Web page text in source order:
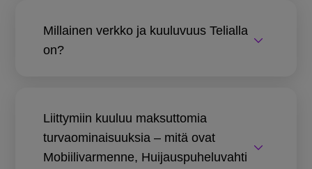
Millainen verkko ja kuuluvuus Telialla
on?
Liittymiin kuuluu maksuttomia
turvaominaisuuksia – mitä ovat
Mobiilivarmenne, Huijauspuheluvahti